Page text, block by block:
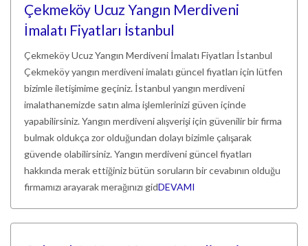
Çekmeköy Ucuz Yangın Merdiveni
İmalatı Fiyatları İstanbul
Çekmeköy Ucuz Yangın Merdiveni İmalatı Fiyatları İstanbul
Çekmeköy yangın merdiveni imalatı güncel fiyatları için lütfen
bizimle iletişimime geçiniz. İstanbul yangın merdiveni
imalathanemizde satın alma işlemlerinizi güven içinde
yapabilirsiniz. Yangın merdiveni alışverişi için güvenilir bir firma
bulmak oldukça zor olduğundan dolayı bizimle çalışarak
güvende olabilirsiniz. Yangın merdiveni güncel fiyatları
hakkında merak ettiğiniz bütün soruların bir cevabının olduğu
firmamızı arayarak merağınızı gidDEVAMI